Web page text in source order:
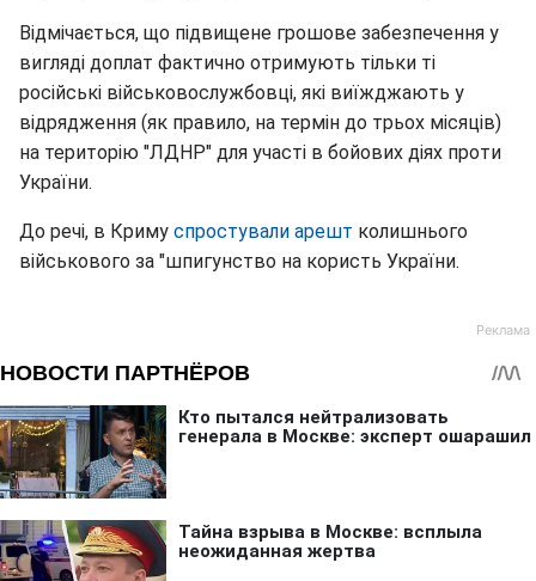
Відмічається, що підвищене грошове забезпечення у
вигляді доплат фактично отримують тільки ті
російські військовослужбовці, які виїжджають у
відрядження (як правило, на термін до трьох місяців)
на територію "ЛДНР" для участі в бойових діях проти
України.
До речі, в Криму спростували арешт колишнього
військового за "шпигунство на користь України.